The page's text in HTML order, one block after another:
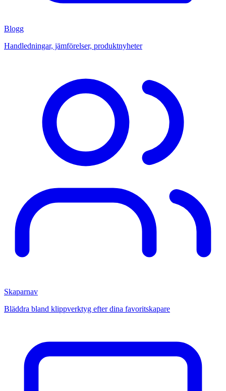
Blogg
Handledningar, jämförelser, produktnyheter
Skaparnav
Bläddra bland klippverktyg efter dina favoritskapare